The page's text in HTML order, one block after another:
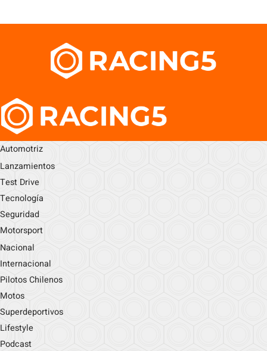
Automotriz
Lanzamientos
Test Drive
Tecnología
Seguridad
Motorsport
Nacional
Internacional
Pilotos Chilenos
Motos
Superdeportivos
Lifestyle
Podcast